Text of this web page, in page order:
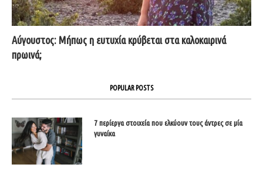
Αύγουστος: Μήπως η ευτυχία κρύβεται στα καλοκαιρινά
πρωινά;
POPULAR POSTS
7 περίεργα στοιχεία που ελκύουν τους άντρες σε μία
γυναίκα